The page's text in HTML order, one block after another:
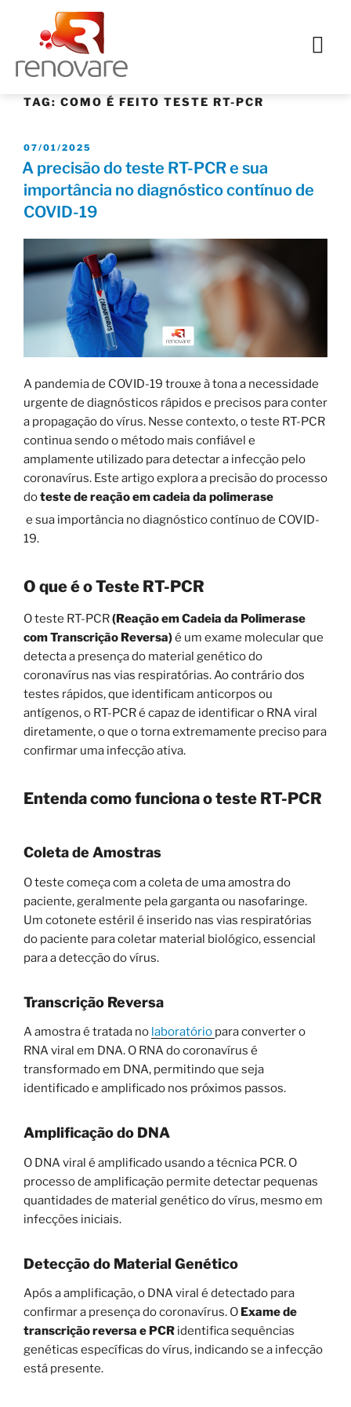
TAG: COMO É FEITO TESTE RT-PCR
07/01/2025
A precisão do teste RT-PCR e sua
importância no diagnóstico contínuo de
COVID-19
A pandemia de COVID-19 trouxe à tona a necessidade
urgente de diagnósticos rápidos e precisos para conter
a propagação do vírus. Nesse contexto, o teste RT-PCR
continua sendo o método mais confiável e
amplamente utilizado para detectar a infecção pelo
coronavírus. Este artigo explora a precisão do processo
doteste de reação em cadeia da polimerase
e sua importância no diagnóstico contínuo de COVID-
19.
O que é o Teste RT-PCR
O teste RT-PCR(Reação em Cadeia da Polimerase
com Transcrição Reversa)é um exame molecular que
detecta a presença do material genético do
coronavírus nas vias respiratórias. Ao contrário dos
testes rápidos, que identificam anticorpos ou
antígenos, o RT-PCR é capaz de identificar o RNA viral
diretamente, o que o torna extremamente preciso para
confirmar uma infecção ativa.
Entenda como funciona o teste RT-PCR
Coleta de Amostras
O teste começa com a coleta de uma amostra do
paciente, geralmente pela garganta ou nasofaringe.
Um cotonete estéril é inserido nas vias respiratórias
do paciente para coletar material biológico, essencial
para a detecção do vírus.
Transcrição Reversa
A amostra é tratada no laboratório para converter o
RNA viral em DNA. O RNA do coronavírus é
transformado em DNA, permitindo que seja
identificado e amplificado nos próximos passos.
Amplificação do DNA
O DNA viral é amplificado usando a técnica PCR. O
processo de amplificação permite detectar pequenas
quantidades de material genético do vírus, mesmo em
infecções iniciais.
Detecção do Material Genético
Após a amplificação, o DNA viral é detectado para
confirmar a presença do coronavírus. O Exame de
transcrição reversa e PCR identifica sequências
genéticas específicas do vírus, indicando se a infecção
está presente.